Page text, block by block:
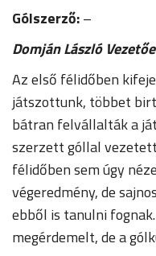
Gólszerző:–
Domján László
Az első félidőben
játszottunk, többet
bátran felvállalták a
szerzett góllal
félidőben sem úgy
végeredmény, de
ebből is tanulni
megérdemelt, de a